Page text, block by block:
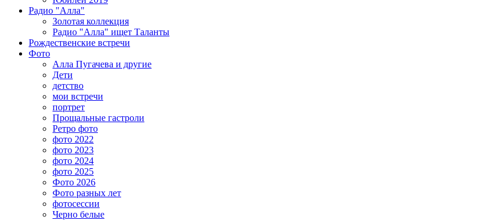
Радио "Алла"
Золотая коллекция
Радио "Алла" ищет Таланты
Рождественские встречи
Фото
Алла Пугачева и другие
Дети
детство
мои встречи
портрет
Прощальные гастроли
Ретро фото
фото 2022
фото 2023
фото 2024
фото 2025
Фото 2026
Фото разных лет
фотосессии
Черно белые